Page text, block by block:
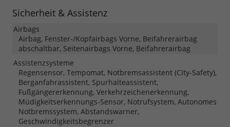
Sicherheit & Assistenz
Airbags
Airbag, Fenster-/Kopfairbags Vorne, Beifahrerairbag
abschaltbar, Seitenairbags Vorne, Beifahrerairbag
Assistenzsysteme
Regensensor, Tempomat, Notbremsassistent (City-Safety),
Berganfahrassistent, Spurhalteassistent,
Fußgängererkennung, Verkehrzeichenerkennung,
Müdigkeitserkennungs-Sensor, Notrufsystem, Autonomes
Notbremssystem, Abstandswarner,
Geschwindigkeitsbegrenzer